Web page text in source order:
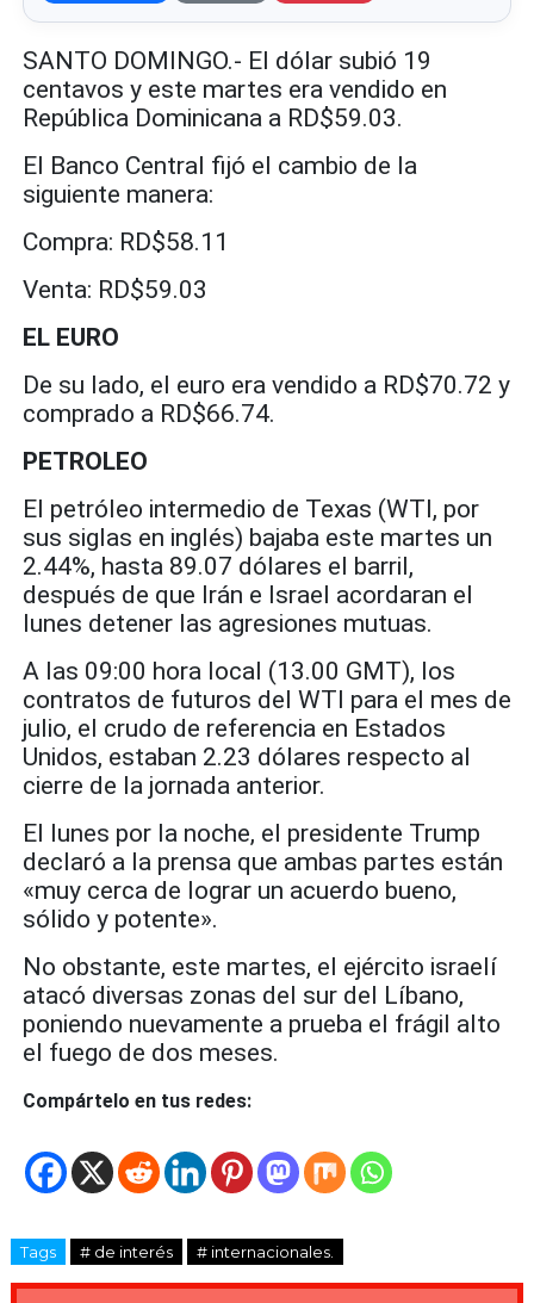
SANTO DOMINGO.- El dólar subió 19
centavos y este martes era vendido en
República Dominicana a RD$59.03.
El Banco Central fijó el cambio de la
siguiente manera:
Compra: RD$58.11
Venta: RD$59.03
EL EURO
De su lado, el euro era vendido a RD$70.72 y
comprado a RD$66.74.
PETROLEO
El petróleo intermedio de Texas (WTI, por
sus siglas en inglés) bajaba este martes un
2.44%, hasta 89.07 dólares el barril,
después de que Irán e Israel acordaran el
lunes detener las agresiones mutuas.
A las 09:00 hora local (13.00 GMT), los
contratos de futuros del WTI para el mes de
julio, el crudo de referencia en Estados
Unidos, estaban 2.23 dólares respecto al
cierre de la jornada anterior.
El lunes por la noche, el presidente Trump
declaró a la prensa que ambas partes están
«muy cerca de lograr un acuerdo bueno,
sólido y potente».
No obstante, este martes, el ejército israelí
atacó diversas zonas del sur del Líbano,
poniendo nuevamente a prueba el frágil alto
el fuego de dos meses.
Compártelo en tus redes:
Tags # de interés # internacionales.